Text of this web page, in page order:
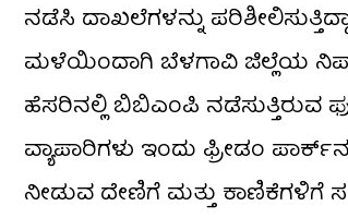
ನಡೆಸಿ ದಾಖಲೆಗಳನ್ನು
ಮಳೆಯಿಂದಾಗಿ ಬೆಳಗಾವಿ ಜಿಲ್ಲೆಯ
ಹೆಸರಿನಲ್ಲಿ ಬಿಬಿಎಂಪಿ
ವ್ಯಾಪಾರಿಗಳು ಇಂದು ಫ್ರೀಡಂ
ನೀಡುವ ದೇಣಿಗೆ ಮತ್ತು